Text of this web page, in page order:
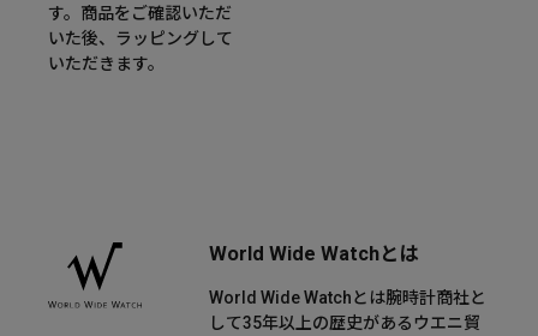
す。商品をご確認いただ
いた後、ラッピングして
いただきます。
World Wide Watchとは
World Wide Watchとは腕時計商社と
して35年以上の歴史があるウエニ貿